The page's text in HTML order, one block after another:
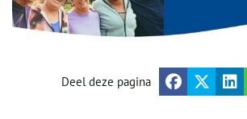
Deel deze pagina